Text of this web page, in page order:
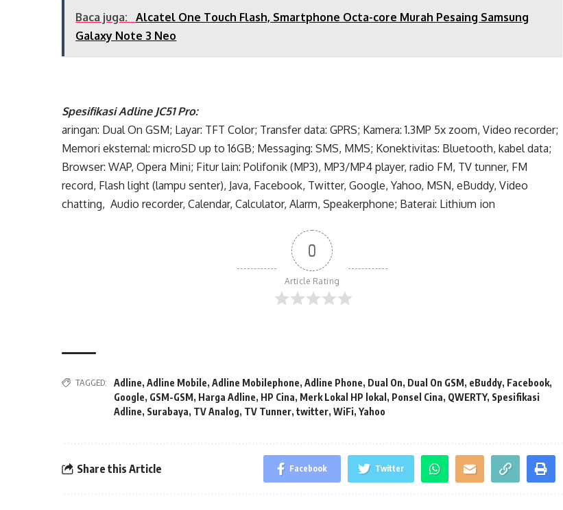
Baca juga:
Alcatel One Touch Flash, Smartphone Octa-core Murah Pesaing Samsung
Galaxy Note 3 Neo
Spesifikasi Adline JC51 Pro:
aringan: Dual On GSM; Layar: TFT Color; Transfer data: GPRS; Kamera: 1.3MP 5x zoom, Video recorder;
Memori eksternal: microSD up to 16GB; Messaging: SMS, MMS; Konektivitas: Bluetooth, kabel data;
Browser: WAP, Opera Mini; Fitur lain: Polifonik (MP3), MP3/MP4 player, radio FM, TV tunner, FM
record, Flash light (lampu senter), Java, Facebook, Twitter, Google, Yahoo, MSN, eBuddy, Video
chatting, Audio recorder, Calendar, Calculator, Alarm, Speakerphone; Baterai: Lithium ion
0
Article Rating
TAGGED: Adline,Adline Mobile,Adline Mobilephone,Adline Phone, Dual On, Dual On GSM, eBuddy, Facebook,
Google, GSM-GSM, Harga Adline, HP Cina, Merk Lokal HP lokal , Ponsel Cina, QWERTY, Spesifikasi
Adline, Surabaya, TV Analog, TV Tunner,twitter,WiFi,Yahoo
Share this Article Facebook Twitter